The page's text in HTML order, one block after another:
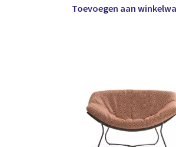
Toevoegen aan